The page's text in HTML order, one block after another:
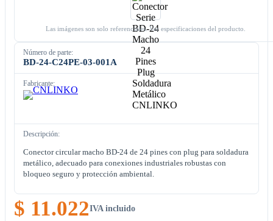
Las imágenes son solo referenciales. Ver especificaciones del producto.
Número de parte:
BD-24-C24PE-03-001A
Fabricante:
Descripción:
Conector circular macho BD-24 de 24 pines con plug para soldadura
metálico, adecuado para conexiones industriales robustas con
bloqueo seguro y protección ambiental.
$ 11.022IVA incluido